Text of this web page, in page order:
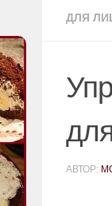
ДЛЯ
АВТОР: